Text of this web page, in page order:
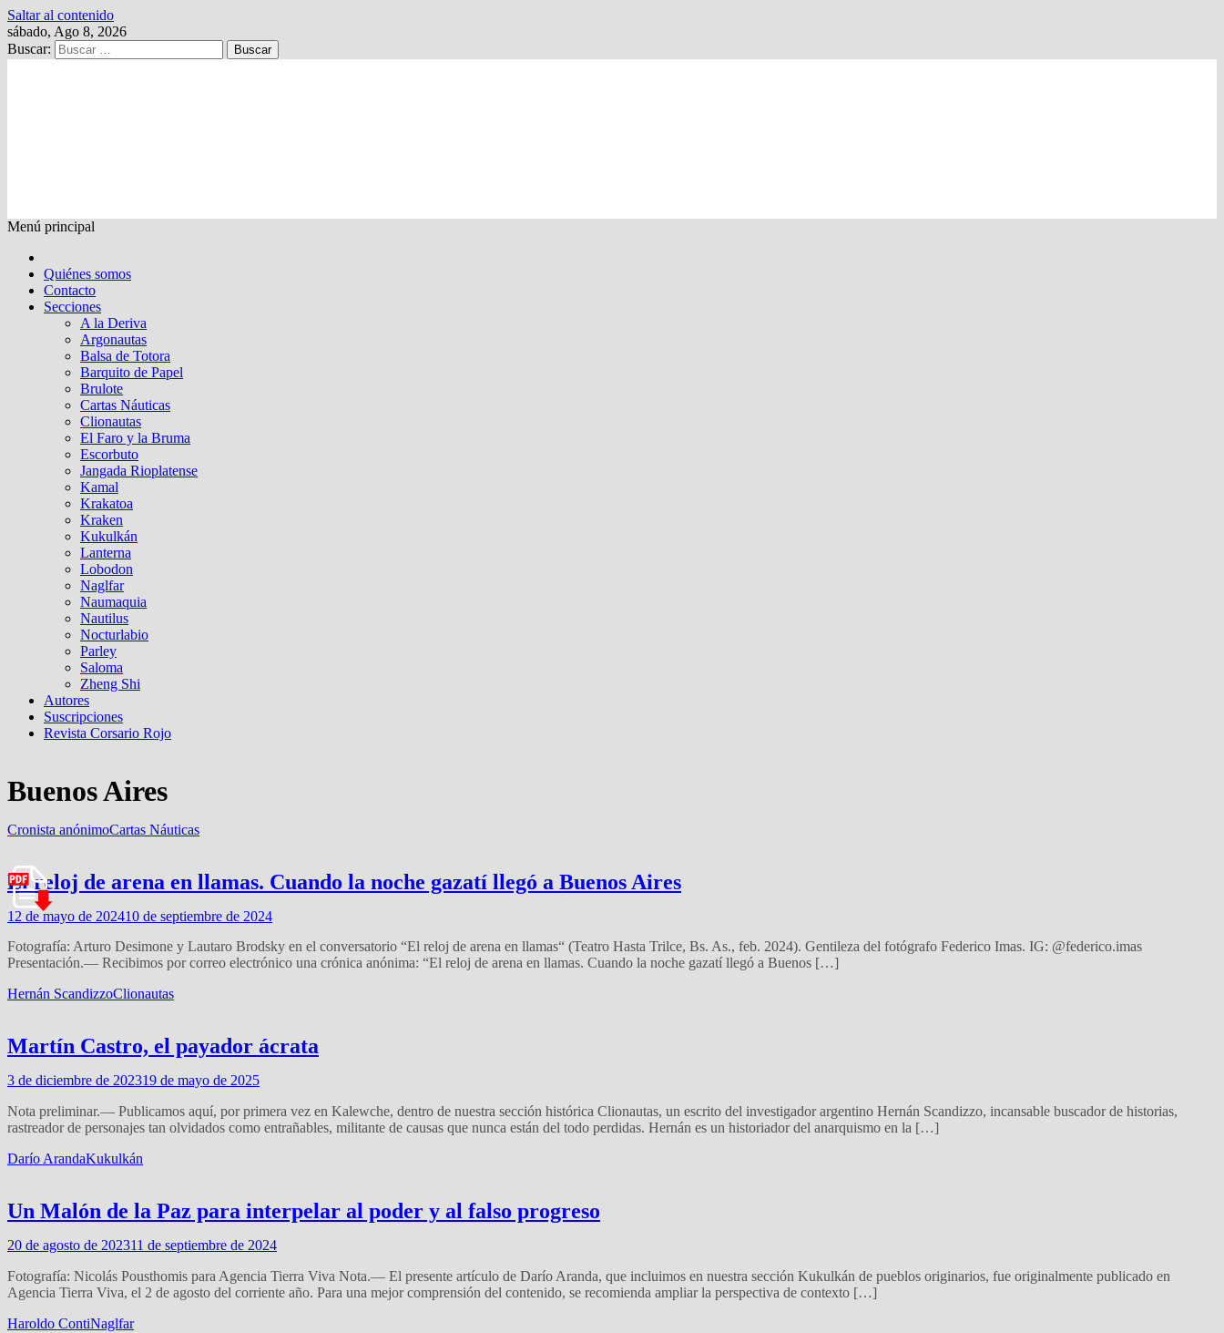
Saltar al contenido
sábado, Ago 8, 2026
Buscar:
Menú principal
Quiénes somos
Contacto
Secciones
A la Deriva
Argonautas
Balsa de Totora
Barquito de Papel
Brulote
Cartas Náuticas
Clionautas
El Faro y la Bruma
Escorbuto
Jangada Rioplatense
Kamal
Krakatoa
Kraken
Kukulkán
Lanterna
Lobodon
Naglfar
Naumaquia
Nautilus
Nocturlabio
Parley
Saloma
Zheng Shi
Autores
Suscripciones
Revista Corsario Rojo
Buenos Aires
Cronista anónimoCartas Náuticas
El reloj de arena en llamas. Cuando la noche gazatí llegó a Buenos Aires
12 de mayo de 202410 de septiembre de 2024
Fotografía: Arturo Desimone y Lautaro Brodsky en el conversatorio “El reloj de arena en llamas“ (Teatro Hasta Trilce, Bs. As., feb. 2024). Gentileza del fotógrafo Federico Imas. IG: @federico.imas
Presentación.— Recibimos por correo electrónico una crónica anónima: “El reloj de arena en llamas. Cuando la noche gazatí llegó a Buenos […]
Hernán ScandizzoClionautas
Martín Castro, el payador ácrata
3 de diciembre de 202319 de mayo de 2025
Nota preliminar.— Publicamos aquí, por primera vez en Kalewche, dentro de nuestra sección histórica Clionautas, un escrito del investigador argentino Hernán Scandizzo, incansable buscador de historias,
rastreador de personajes tan olvidados como entrañables, militante de causas que nunca están del todo perdidas. Hernán es un historiador del anarquismo en la […]
Darío ArandaKukulkán
Un Malón de la Paz para interpelar al poder y al falso progreso
20 de agosto de 202311 de septiembre de 2024
Fotografía: Nicolás Pousthomis para Agencia Tierra Viva Nota.— El presente artículo de Darío Aranda, que incluimos en nuestra sección Kukulkán de pueblos originarios, fue originalmente publicado en
Agencia Tierra Viva, el 2 de agosto del corriente año. Para una mejor comprensión del contenido, se recomienda ampliar la perspectiva de contexto […]
Haroldo ContiNaglfar